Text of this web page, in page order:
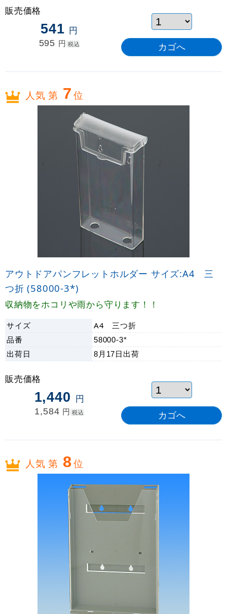
販売価格
541 円
595 円 税込
人気 第 7位
アウトドアパンフレットホルダー サイズ:A4 三
つ折 (58000-3*)
収納物をホコリや雨から守ります！！
サイズ
A4 三つ折
品番
58000-3*
出荷日 8月17日 出荷
販売価格
1,440 円
1,584 円 税込
人気 第 8位